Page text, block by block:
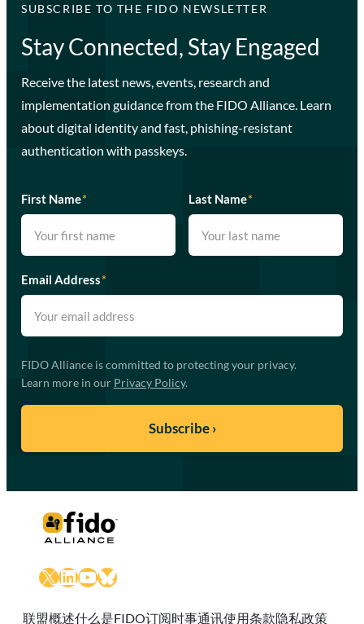
SUBSCRIBE TO THE FIDO NEWSLETTER
Stay Connected, Stay Engaged
Receive the latest news, events, research and
implementation guidance from the FIDO Alliance. Learn
about digital identity and fast, phishing-resistant
authentication with passkeys.
First Name* Last Name*
Email Address*
FIDO Alliance is committed to protecting your privacy.
Learn more in our Privacy Policy.
X LinkedIn
YouTube
Bluesky
联盟概述什么是FIDO订阅时事通讯使用条款隐私政策